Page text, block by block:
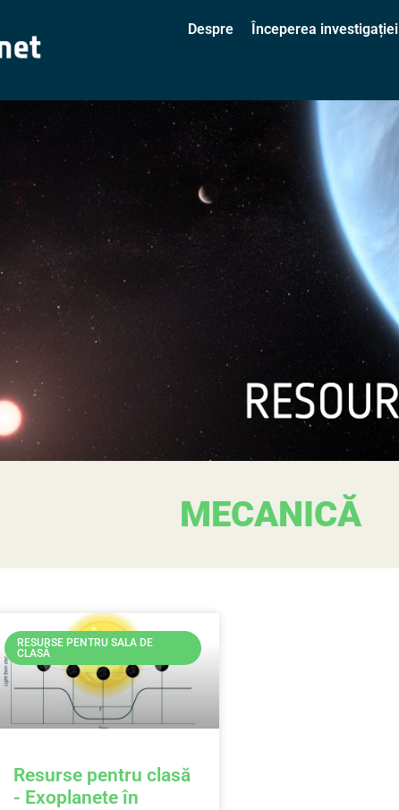
Despre Începerea investigației
MECANICĂ
RESURSE PENTRU SALA DE
CLASĂ
Resurse pentru clasă
- Exoplanete în